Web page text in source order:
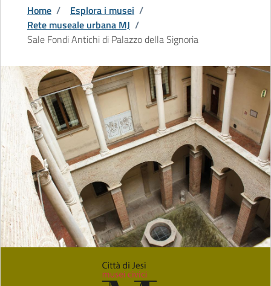
Home / Esplora i musei /
Rete museale urbana MJ /
Sale Fondi Antichi di Palazzo della Signoria